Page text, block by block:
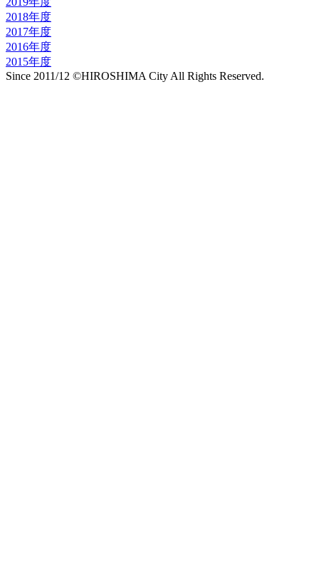
2018年度
2017年度
2016年度
2015年度
Since 2011/12 ©HIROSHIMA City All Rights Reserved.